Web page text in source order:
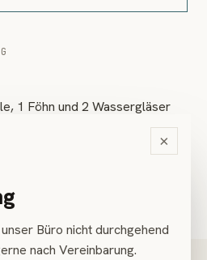
×
Büro nicht durchgehend
nach Vereinbarung.
1 Föhn und 2 Wassergläser
aus Filz) gibt es direkt im
Euro nach Verbrauch).